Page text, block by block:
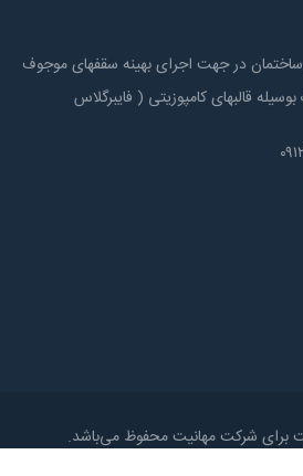
در جهت اجرای بهینه سقفهای موجوف
قالبهای کامپوزیتی ( فایبرگلاس
شرکت مهانیت محفوظ می‌باشد.